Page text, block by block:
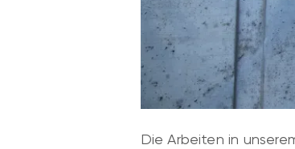
Die Arbeiten in